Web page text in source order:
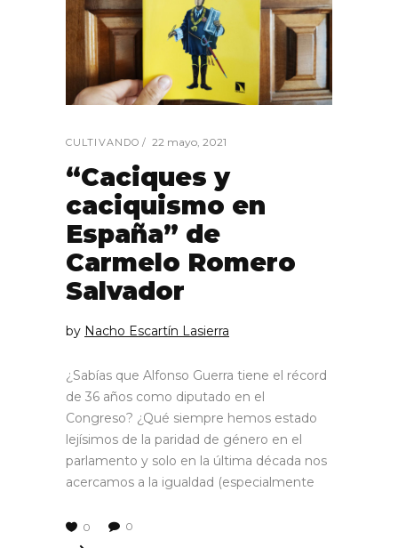
CULTIVANDO 22 mayo, 2021
“Caciques y
caciquismo en
España” de
Carmelo Romero
Salvador
by Nacho Escartín Lasierra
¿Sabías que Alfonso Guerra tiene el récord
de 36 años como diputado en el
Congreso? ¿Qué siempre hemos estado
lejísimos de la paridad de género en el
parlamento y solo en la última década nos
acercamos a la igualdad (especialmente
0 0